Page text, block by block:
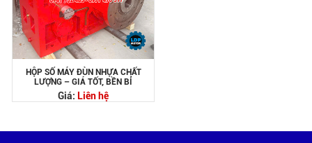
HỘP SỐ MÁY ĐÙN NHỰA CHẤT
LƯỢNG – GIÁ TỐT, BỀN BỈ
Giá: Liên hệ